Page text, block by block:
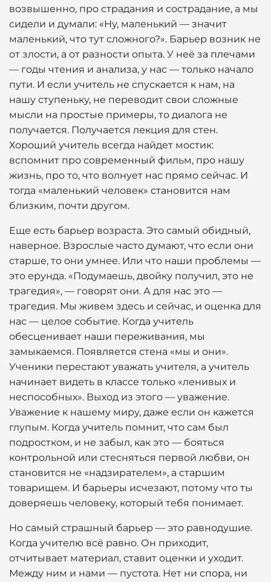
возвышенно, про страдания и сострадание, а мы
сидели и думали: «Ну, маленький — значит
маленький, что тут сложного?». Барьер возник не
от злости, а от разности опыта. У неё за плечами
— годы чтения и анализа, у нас — только начало
пути. И если учитель не спускается к нам, на
нашу ступеньку, не переводит свои сложные
мысли на простые примеры, то диалога не
получается. Получается лекция для стен.
Хороший учитель всегда найдет мостик:
вспомнит про современный фильм, про нашу
жизнь, про то, что волнует нас прямо сейчас. И
тогда «маленький человек» становится нам
близким, почти другом.
Еще есть барьер возраста. Это самый обидный,
наверное. Взрослые часто думают, что если они
старше, то они умнее. Или что наши проблемы —
это ерунда. «Подумаешь, двойку получил, это не
трагедия», — говорят они. А для нас это —
трагедия. Мы живем здесь и сейчас, и оценка для
нас — целое событие. Когда учитель
обесценивает наши переживания, мы
замыкаемся. Появляется стена «мы и они».
Ученики перестают уважать учителя, а учитель
начинает видеть в классе только «ленивых и
неспособных». Выход из этого — уважение.
Уважение к нашему миру, даже если он кажется
глупым. Когда учитель помнит, что сам был
подростком, и не забыл, как это — бояться
контрольной или стесняться первой любви, он
становится не «надзирателем», а старшим
товарищем. И барьеры исчезают, потому что ты
доверяешь человеку, который тебя понимает.
Но самый страшный барьер — это равнодушие.
Когда учителю всё равно. Он приходит,
отчитывает материал, ставит оценки и уходит.
Между ним и нами — пустота. Нет ни спора, ни